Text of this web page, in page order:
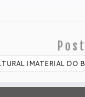
IMATERIAL DO